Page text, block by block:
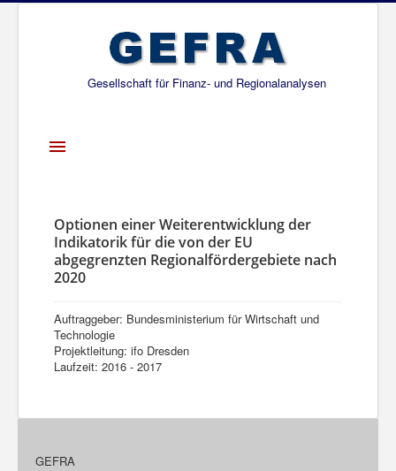
Gesellschaft für Finanz- und Regionalanalysen
Toggle
Über uns
Projekte
Publikationen
Gesellschafter
Netzwerk
Optionen einer Weiterentwicklung der
Indikatorik für die von der EU
abgegrenzten Regionalfördergebiete nach
2020
Auftraggeber: Bundesministerium für Wirtschaft und
Technologie
Projektleitung: ifo Dresden
Laufzeit: 2016 - 2017
GEFRA